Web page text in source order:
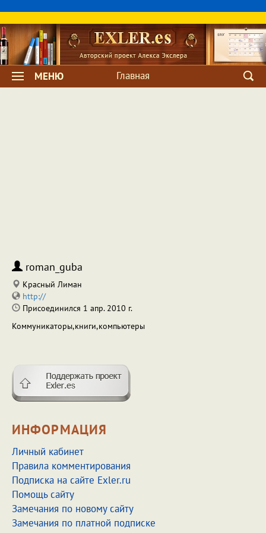
МЕНЮ Главная
roman_guba
Красный Лиман
http://
Присоединился 1 апр. 2010 г.
Коммуникаторы,книги,компьютеры
ИНФОРМАЦИЯ
Личный кабинет
Правила комментирования
Подписка на сайте Exler.ru
Помощь сайту
Замечания по новому сайту
Замечания по платной подписке